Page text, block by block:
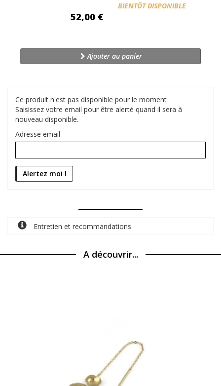
52,00 €
Disponibilité:
BIENTÔT DISPONIBLE
Ajouter au panier
Ce produit n'est pas disponible pour le moment
Saisissez votre email pour être alerté quand il sera à
nouveau disponible.
Adresse email
Entretien et recommandations
A découvrir...